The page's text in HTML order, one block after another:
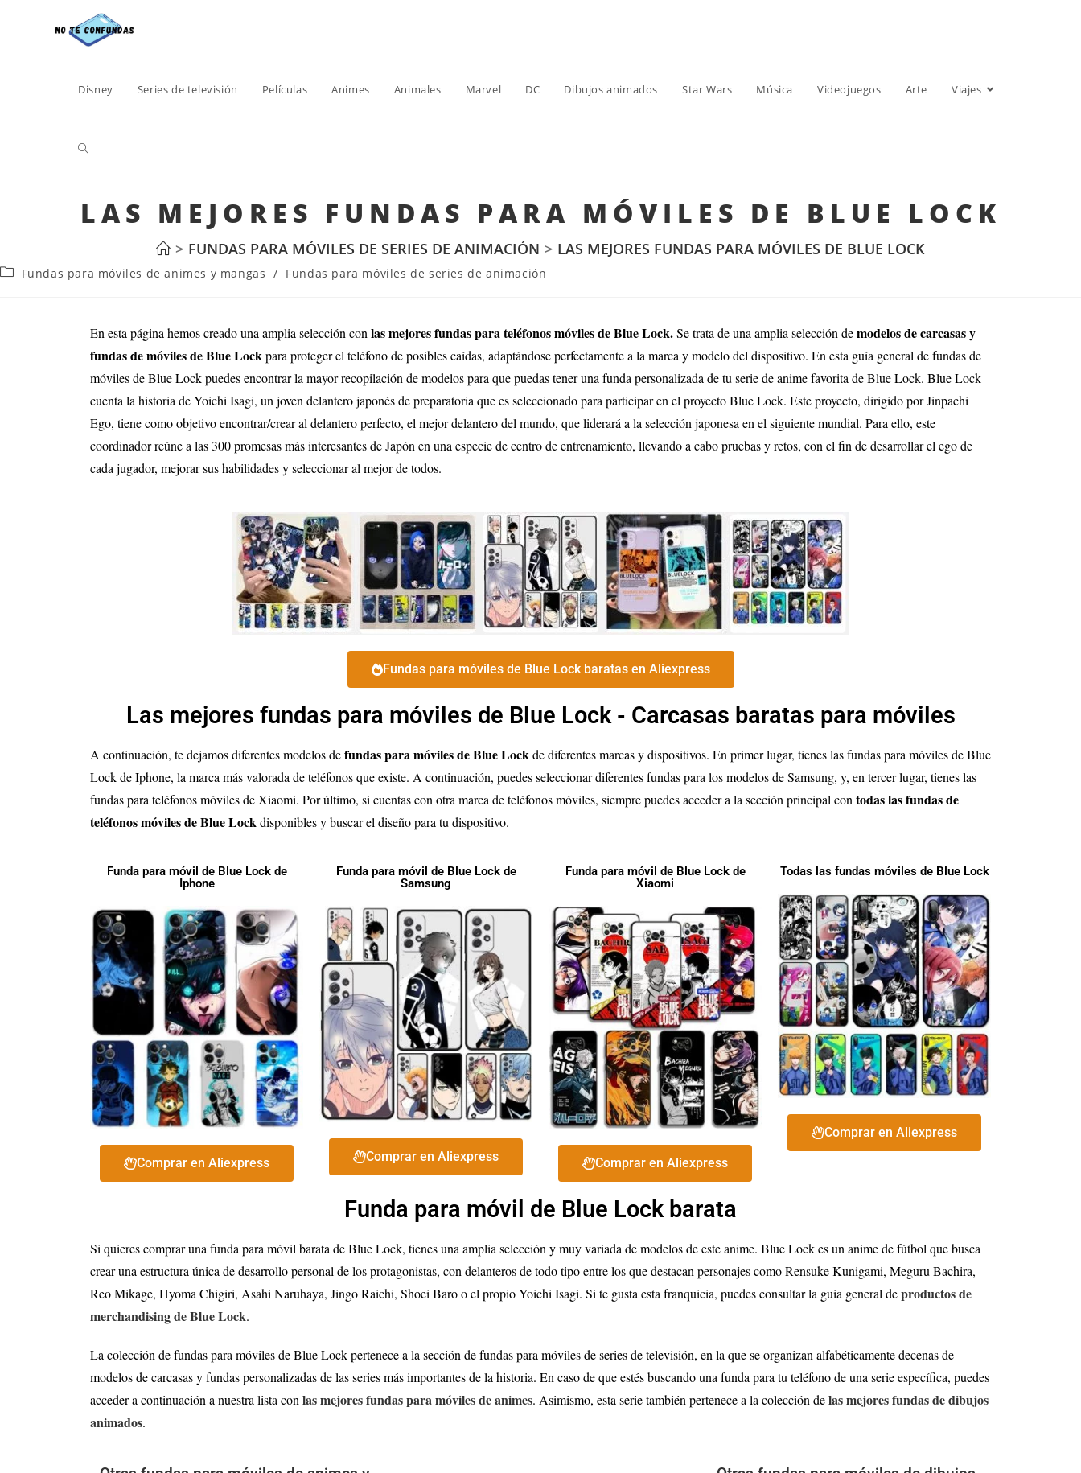
Disney Series de televisión Películas Animes Animales Marvel DC Dibujos animados Star Wars Música Videojuegos Arte Viajes
LAS MEJORES FUNDAS PARA MÓVILES DE BLUE LOCK
> FUNDAS PARA MÓVILES DE SERIES DE ANIMACIÓN > LAS MEJORES FUNDAS PARA MÓVILES DE BLUE LOCK
Fundas para móviles de animes y mangas / Fundas para móviles de series de animación
En esta página hemos creado una amplia selección con las mejores fundas para teléfonos móviles de Blue Lock.Se trata de una amplia selección demodelos de carcasas y
fundas de móviles de Blue Lockpara proteger el teléfono de posibles caídas, adaptándose perfectamente a la marca y modelo del dispositivo. En esta guía general de fundas de
móviles de Blue Lock puedes encontrar la mayor recopilación de modelos para que puedas tener una funda personalizada de tu serie de anime favorita de Blue Lock. Blue Lock
cuenta la historia de Yoichi Isagi, un joven delantero japonés de preparatoria que es seleccionado para participar en el proyecto Blue Lock. Este proyecto, dirigido por Jinpachi
Ego, tiene como objetivo encontrar/crear al delantero perfecto, el mejor delantero del mundo, que liderará a la selección japonesa en el siguiente mundial. Para ello, este
coordinador reúne a las 300 promesas más interesantes de Japón en una especie de centro de entrenamiento, llevando a cabo pruebas y retos, con el fin de desarrollar el ego de
cada jugador, mejorar sus habilidades y seleccionar al mejor de todos.
Fundas para móviles de Blue Lock baratas en Aliexpress
Las mejores fundas para móviles de Blue Lock - Carcasas baratas para móviles
A continuación, te dejamos diferentes modelos defundas para móviles de Blue Lockde diferentes marcas y dispositivos. En primer lugar, tienes las fundas para móviles de Blue
Lock de Iphone, la marca más valorada de teléfonos que existe. A continuación, puedes seleccionar diferentes fundas para los modelos de Samsung, y, en tercer lugar, tienes las
fundas para teléfonos móviles de Xiaomi. Por último, si cuentas con otra marca de teléfonos móviles, siempre puedes acceder a la sección principal con todas las fundas de
teléfonos móviles de Blue Lockdisponibles y buscar el diseño para tu dispositivo.
Funda para móvil de Blue Lock de
Iphone
Comprar en Aliexpress
Funda para móvil de Blue Lock de
Samsung
Comprar en Aliexpress
Funda para móvil de Blue Lock de
Xiaomi
Comprar en Aliexpress
Todas las fundas móviles de Blue Lock
Comprar en Aliexpress
Funda para móvil de Blue Lock barata
Si quieres comprar una funda para móvil barata de Blue Lock, tienes una amplia selección y muy variada de modelos de este anime. Blue Lock es un anime de fútbol que busca
crear una estructura única de desarrollo personal de los protagonistas, con delanteros de todo tipo entre los que destacan personajes como Rensuke Kunigami, Meguru Bachira,
Reo Mikage, Hyoma Chigiri, Asahi Naruhaya, Jingo Raichi, Shoei Baro o el propio Yoichi Isagi. Si te gusta esta franquicia, puedes consultar la guía general deproductos de
merchandising deBlue Lock.
La colección de fundas para móviles de Blue Lock pertenece a la sección de fundas para móviles de series de televisión, en la que se organizan alfabéticamente decenas de
modelos de carcasas y fundas personalizadas de las series más importantes de la historia. En caso de que estés buscando una funda para tu teléfono de una serie específica, puedes
acceder a continuación a nuestra lista con las mejores fundas para móviles de animes. Asimismo, esta serie también pertenece a la colección delas mejores fundas de dibujos
animados.